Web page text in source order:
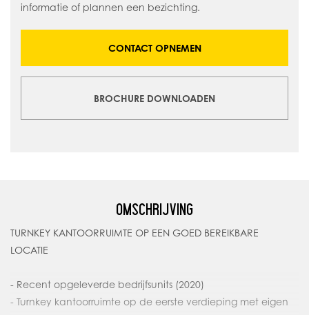
informatie of plannen een bezichting.
CONTACT OPNEMEN
BROCHURE DOWNLOADEN
OMSCHRIJVING
TURNKEY KANTOORRUIMTE OP EEN GOED BEREIKBARE
LOCATIE
- Recent opgeleverde bedrijfsunits (2020)
- Turnkey kantoorruimte op de eerste verdieping met eigen